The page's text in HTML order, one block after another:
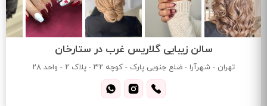
سالن زیبایی گلاریس غرب در ستارخان
تهران - شهرآرا - ضلع جنوبی پارک - کوچه ۳۲ - پلاک ۲ - واحد ۲۸